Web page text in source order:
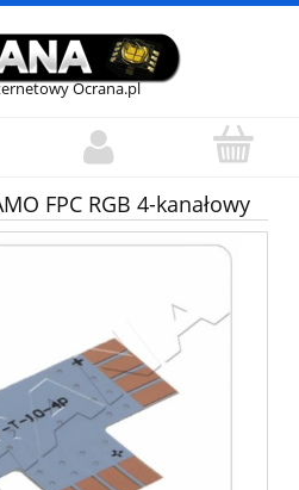
Ocrana.pl
FPC RGB 4-kanałowy